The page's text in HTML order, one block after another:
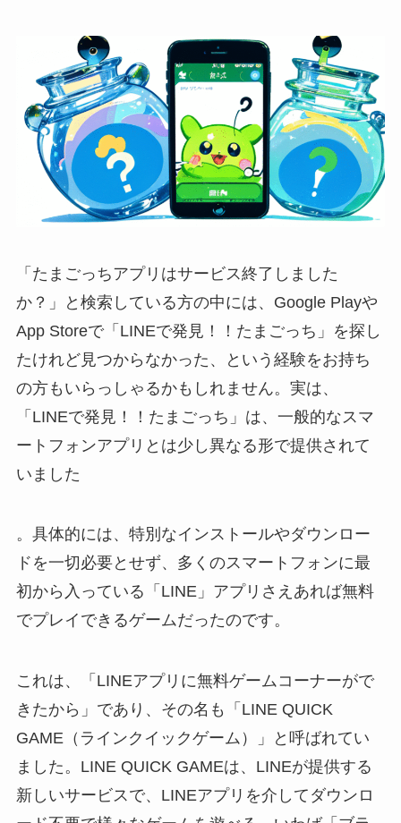
「たまごっちアプリはサービス終了しました
か？」と検索している方の中には、Google Playや
App Storeで「LINEで発見！！たまごっち」を探し
たけれど見つからなかった、という経験をお持ち
の方もいらっしゃるかもしれません。実は、
「LINEで発見！！たまごっち」は、一般的なスマ
ートフォンアプリとは少し異なる形で提供されて
いました
。具体的には、特別なインストールやダウンロー
ドを一切必要とせず、多くのスマートフォンに最
初から入っている「LINE」アプリさえあれば無料
でプレイできるゲームだったのです。
これは、「LINEアプリに無料ゲームコーナーがで
きたから」であり、その名も「LINE QUICK
GAME（ラインクイックゲーム）」と呼ばれてい
ました。LINE QUICK GAMEは、LINEが提供する
新しいサービスで、LINEアプリを介してダウンロ